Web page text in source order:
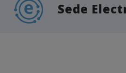
Sede